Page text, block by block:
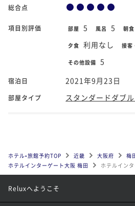
総合点
項目別評価 部屋 5 風呂 5 朝食
夕食 利用なし 接客
その他設備 5
宿泊日 2021年9月23日
部屋タイプ スタンダードダブ
ホテル•旅館予約TOP 近畿 大阪府
梅
ホテルインターゲート大阪 梅田
ホテルイン
Reluxへようこそ